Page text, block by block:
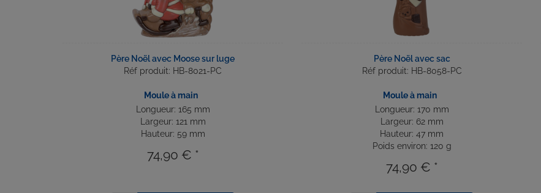
Père Noël avec Moose sur luge
Réf produit: HB-8021-PC
Moule à main
Longueur: 165 mm
Largeur: 121 mm
Hauteur: 59 mm
74,90 € *
Père Noël avec sac
Réf produit: HB-8058-PC
Moule à main
Longueur: 170 mm
Largeur: 62 mm
Hauteur: 47 mm
Poids environ: 120 g
74,90 € *